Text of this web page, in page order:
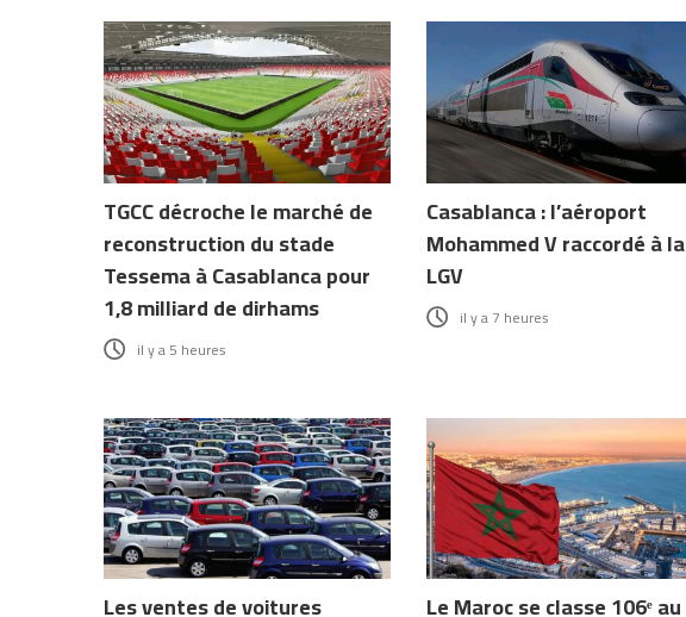
TGCC décroche le marché de
reconstruction du stade
Tessema à Casablanca pour
1,8 milliard de dirhams
il y a 5 heures
Casablanca : l’aéroport
Mohammed V raccordé à la
LGV
il y a 7 heures
Les ventes de voitures
Le Maroc se classe 106ᵉ au